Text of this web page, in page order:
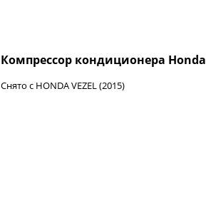
Компрессор кондиционера Honda
Снято с HONDA VEZEL (2015)